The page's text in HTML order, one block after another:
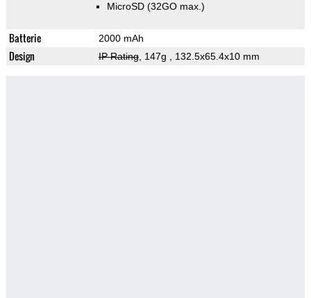
MicroSD (32GO max.)
Batterie 2000 mAh
Design IP Rating, 147g , 132.5x65.4x10 mm